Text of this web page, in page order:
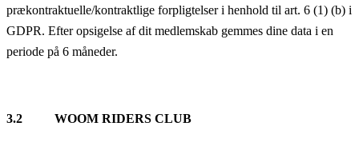
prækontraktuelle/kontraktlige forpligtelser i henhold til art. 6 (1) (b) i
GDPR. Efter opsigelse af dit medlemskab gemmes dine data i en
periode på 6 måneder.
3.2 WOOM RIDERS CLUB